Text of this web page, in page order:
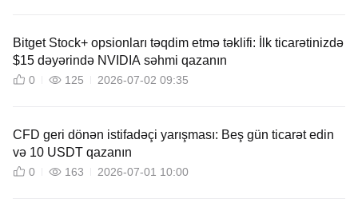
Bitget Stock+ opsionları təqdim etmə təklifi: İlk ticarətinizdə
$15 dəyərində NVIDIA səhmi qazanın
0 125 2026-07-02 09:35
CFD geri dönən istifadəçi yarışması: Beş gün ticarət edin
və 10 USDT qazanın
0 163 2026-07-01 10:00